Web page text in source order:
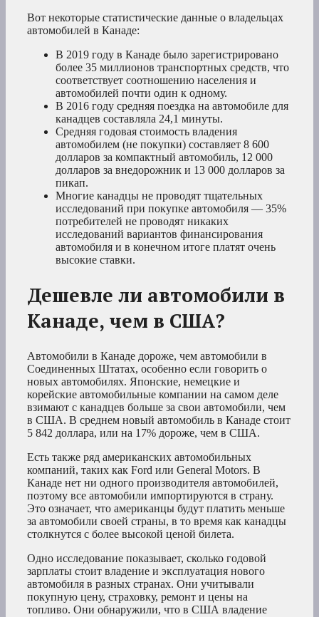
Вот некоторые статистические данные о владельцах
автомобилей в Канаде:
В 2019 году в Канаде было зарегистрировано
более 35 миллионов транспортных средств, что
соответствует соотношению населения и
автомобилей почти один к одному.
В 2016 году средняя поездка на автомобиле для
канадцев составляла 24,1 минуты.
Средняя годовая стоимость владения
автомобилем (не покупки) составляет 8 600
долларов за компактный автомобиль, 12 000
долларов за внедорожник и 13 000 долларов за
пикап.
Многие канадцы не проводят тщательных
исследований при покупке автомобиля — 35%
потребителей не проводят никаких
исследований вариантов финансирования
автомобиля и в конечном итоге платят очень
высокие ставки.
Дешевле ли автомобили в
Канаде, чем в США?
Автомобили в Канаде дороже, чем автомобили в
Соединенных Штатах, особенно если говорить о
новых автомобилях. Японские, немецкие и
корейские автомобильные компании на самом деле
взимают с канадцев больше за свои автомобили, чем
в США. В среднем новый автомобиль в Канаде стоит
5 842 доллара, или на 17% дороже, чем в США.
Есть также ряд американских автомобильных
компаний, таких как Ford или General Motors. В
Канаде нет ни одного производителя автомобилей,
поэтому все автомобили импортируются в страну.
Это означает, что американцы будут платить меньше
за автомобили своей страны, в то время как канадцы
столкнутся с более высокой ценой билета.
Одно исследование показывает, сколько годовой
зарплаты стоит владение и эксплуатация нового
автомобиля в разных странах. Они учитывали
покупную цену, страховку, ремонт и цены на
топливо. Они обнаружили, что в США владение